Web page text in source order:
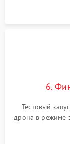
6.
Тестовый
дрона в режиме
удержания